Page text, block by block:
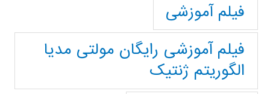
فیلم آموزشی
فیلم آموزشی رایگان مولتی مدیا
الگوریتم ژنتیک